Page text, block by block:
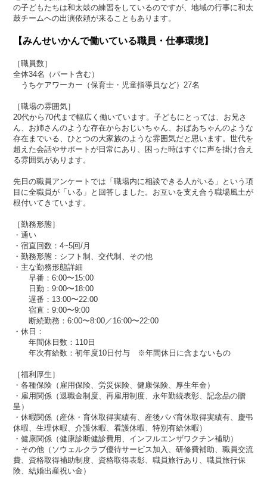
の子どもたちは和太鼓の練習をしているのですが、地域の行事に和太
鼓チームへの出演依頼が来ることもあります。
【みんせいかんで働いている職員・仕事環境】
［職員数］
全体34名（パート含む）
うちケアワーカー（保育士・児童指導員など）27名
［職場の雰囲気］
20代から70代まで幅広く働いています。子どもにとっては、お兄さ
ん、お姉さんのような存在からおじいちゃん、おばあちゃんのような
存在までいる、ひとつの大家族のような雰囲気だと思います。世代を
超えた会話やサポートが日常にあり、困った時はすぐに声を掛け合え
る雰囲気があります。
先日の職員アンケートでは「職場内に相談できる人がいる」という項
目に全職員が「いる」と回答しました。お互いを支え合う職場風土が
根付いてきています。
［勤務形態］
・通い
・宿直回数：4~5回/月
・勤務形態：シフト制、交代制、その他
・主な勤務形態詳細
早番：6:00〜15:00
日勤：9:00〜18:00
遅番：13:00〜22:00
宿直：9:00〜9:00
断続勤務：6:00〜8:00／16:00〜22:00
・休日：
年間休日数：110日
年次有給数：初年度10日付与 ※年間休日に含まないもの
［福利厚生］
・各種保険（雇用保険、労災保険、健康保険、厚生年金）​​
・雇用関係（退職金制度、再雇用制度、永年勤続表彰、記念品の贈
呈）
・休暇関係（産休・育休取得実績有、産後パパ育休取得実績​​有、慶弔
休暇​​、生理休暇、介護休暇、看護休暇、特別有給休暇）
・健康関係（健康診断健診費用、インフルエンザワクチン補助​）
・その他（ソウェルクラブ優待サービス加入、研修費補助、職員交流
費、資格取得補助制度、資格取得表彰、職員旅行あり、職員旅行保
険、結婚出産祝い金）